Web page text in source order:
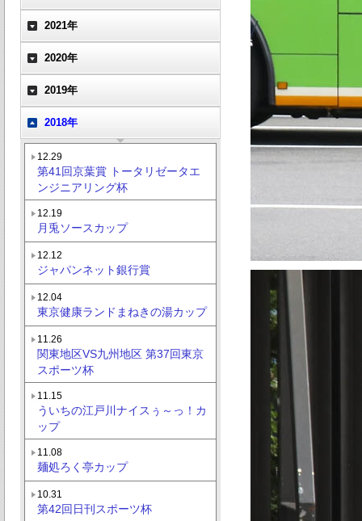
2021年
2020年
2019年
2018年
12.29
第41回京葉賞 トータリゼータエ
ンジニアリング杯
12.19
月兎ソースカップ
12.12
ジャパンネット銀行賞
12.04
東京健康ランドまねきの湯カップ
11.26
関東地区VS九州地区 第37回東京
スポーツ杯
11.15
ういちの江戸川ナイスぅ～っ！カ
ップ
11.08
麺処ろく亭カップ
10.31
第42回日刊スポーツ杯